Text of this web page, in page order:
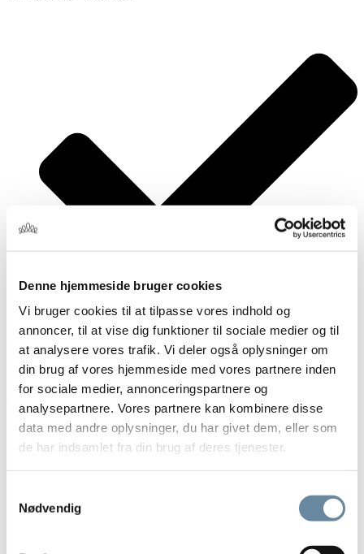
Denne hjemmeside bruger cookies
Vi bruger cookies til at tilpasse vores indhold og
annoncer, til at vise dig funktioner til sociale medier og til
at analysere vores trafik. Vi deler også oplysninger om
din brug af vores hjemmeside med vores partnere inden
for sociale medier, annonceringspartnere og
analysepartnere. Vores partnere kan kombinere disse
data med andre oplysninger, du har givet dem, eller som
de har indsamlet fra din brug af deres tjenester.
Nødvendig
Minimum antal gæster
70 pers.
SE LOKALE